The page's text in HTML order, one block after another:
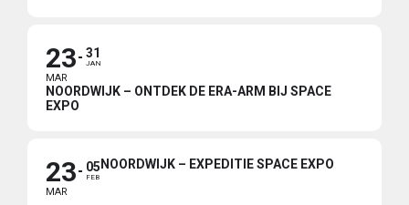
23
MAR
31
JAN
NOORDWIJK – ONTDEK DE ERA-ARM BIJ SPACE
EXPO
23
MAR
05
FEB
NOORDWIJK – EXPEDITIE SPACE EXPO